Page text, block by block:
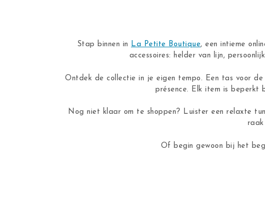
Stap binnen in La Petite Boutique, een intieme
accessoires: helder van lijn,
Ontdek de collectie in je eigen tempo. Een tas voor
présence. Elk item is beperkt
Nog niet klaar om te shoppen? Luister een relaxte
raak
Of begin gewoon bij het